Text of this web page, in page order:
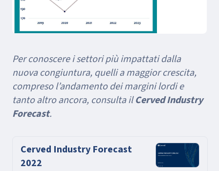
Per conoscere i settori più impattati dalla
nuova congiuntura, quelli a maggior crescita,
compreso l’andamento dei margini lordi e
tanto altro ancora, consulta ilCerved Industry
Forecast.
Cerved Industry Forecast
2022